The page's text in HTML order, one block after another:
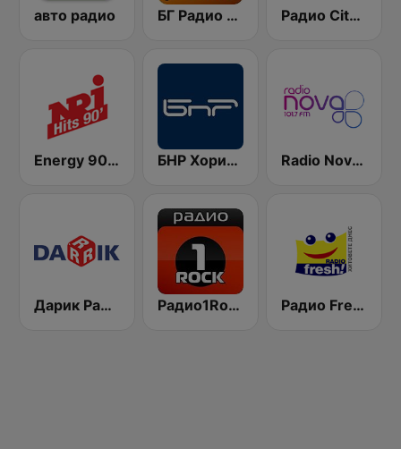
авто радио БГ Радио 91.9 ( BG Radio ) Радио City 99.7 FM
Energy 90's Only БНР Хоризонт (BNR Horizont) Radio Nova 101.7 FM
Дарик Радио ( Darik Radio ) Радио1Rock 98.3 FM ( Radio 1 Rock ) Радио Fresh! 100.3 FM